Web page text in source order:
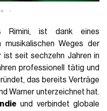
Rimini, ist dank eines
musikalischen Weges der
ist seit sechzehn Jahren in
professionell tätig und
das bereits Verträge
Warner unterzeichnet hat.
und verbindet globale